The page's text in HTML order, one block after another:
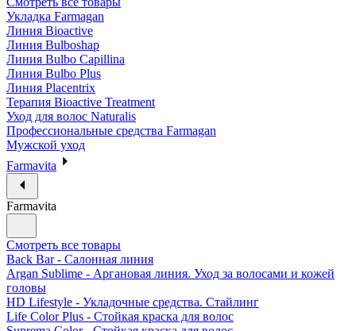
Укладка Farmagan
Линия Bioactive
Линия Bulboshap
Линия Bulbo Capillina
Линия Bulbo Plus
Линия Placentrix
Терапия Bioactive Treatment
Уход для волос Naturalis
Профессиональные средства Farmagan
Мужской уход
Farmavita
Farmavita
Смотреть все товары
Back Bar - Салонная линия
Argan Sublime - Аргановая линия. Уход за волосами и кожей
головы
HD Lifestyle - Укладочные средства. Стайлинг
Life Color Plus - Стойкая краска для волос